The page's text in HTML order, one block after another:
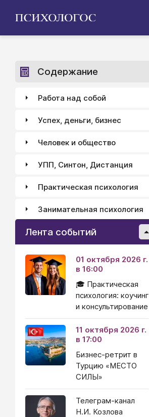
Содержание
Работа над собой
Успех, деньги, бизнес
Человек и общество
УПП, Синтон, Дистанция
Практическая психология
Занимательная психология
Лента событий
01 октября 2026 г.
в 16:00
🎓 Практическая
психология: коучинг
и консультирование
11 октября 2026 г.
в 17:00
Бизнес-ретрит в
Турцию «МЕСТО
СИЛЫ»
Телеграм-канал
Н.И. Козлова